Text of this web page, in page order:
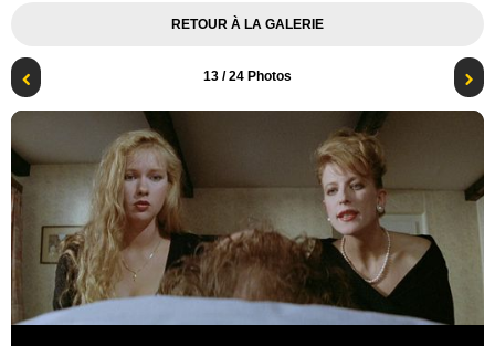
RETOUR À LA GALERIE
13 / 24 Photos